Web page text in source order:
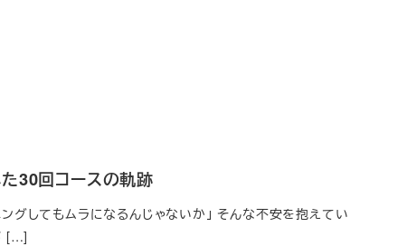
30回コースの軌跡
グしてもムラになるんじゃないか」 そんな不安を抱えてい
[…]